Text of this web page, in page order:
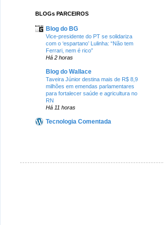
BLOGs PARCEIROS
Blog do BG
Vice-presidente do PT se solidariza
com o ‘espartano’ Lulinha: “Não tem
Ferrari, nem é rico”
Há 2 horas
Blog do Wallace
Taveira Júnior destina mais de R$ 8,9
milhões em emendas parlamentares
para fortalecer saúde e agricultura no
RN
Há 11 horas
Tecnologia Comentada